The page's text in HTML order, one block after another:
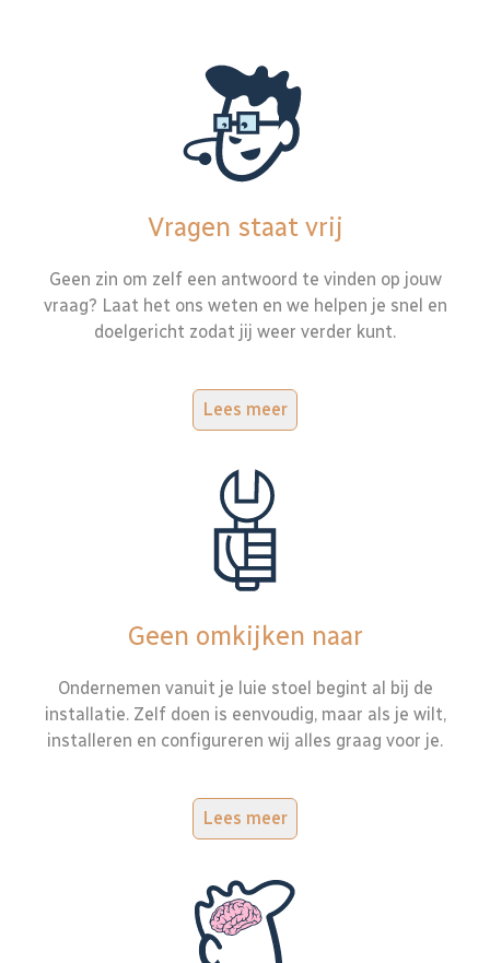
Vragen staat vrij
Geen zin om zelf een antwoord te vinden op jouw
vraag? Laat het ons weten en we helpen je snel en
doelgericht zodat jij weer verder kunt.
Lees meer
Geen omkijken naar
Ondernemen vanuit je luie stoel begint al bij de
installatie. Zelf doen is eenvoudig, maar als je wilt,
installeren en configureren wij alles graag voor je.
Lees meer